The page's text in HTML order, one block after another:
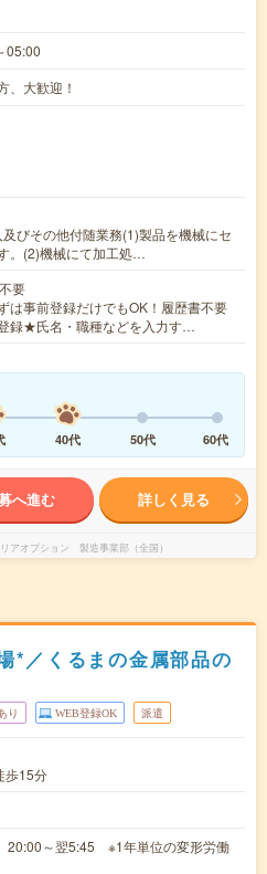
05:00
、大歓迎！
びその他付随業務(1)製品を機械にセ
。(2)機械にて加工処…
要
は事前登録だけでもOK！履歴書不要
録★氏名・職種などを入力す…
40代 50代 60代
へ進む 詳しく見る
アオプション 製造事業部（全国）
*／くるまの金属部品の
り WEB登録OK 派遣
歩15分
20:00～翌5:45 ※1年単位の変形労働